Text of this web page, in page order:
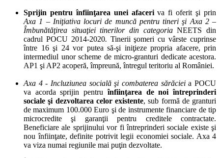
Sprijin pentru înfiinţarea unei afaceriva fi oferit şi prin
Axa 1 – Iniţiativa locuri de muncă pentru tineri şi Axa 2 –
Îmbunătăţirea situaţiei tinerilor din categoriaNEETS din
cadrul POCU 2014-2020. Tinerii şomeri cu vârste cuprinse
între 16 şi 24 vor putea să-şi iniţieze propria afacere, prin
intermediul unor scheme de micro-granturi dedicate acestora.
AP1 şi AP2 acoperă, împreună, întregul teritoriu al României.
Axa 4 - Incluziunea socială şi combaterea sărăcieia POCU
va acorda sprijin pentruînfiinţarea de noi întreprinderi
sociale şi dezvoltarea celor existente, sub formă de granturi
de maximum 100.000 Euro şi de instrumente financiare de tip
microcredite şi garanţii pentru creditele contractate.
Beneficiare ale sprijinului vor fi întreprinderi sociale existe şi
nou înfiinţate, definite potrivit legii economiei sociale. Axa 4
va viza numai regiunile mai puţin dezvoltate.